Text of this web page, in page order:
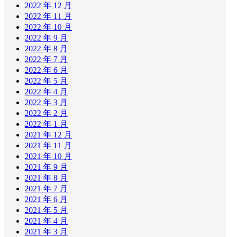
2022 年 12 月
2022 年 11 月
2022 年 10 月
2022 年 9 月
2022 年 8 月
2022 年 7 月
2022 年 6 月
2022 年 5 月
2022 年 4 月
2022 年 3 月
2022 年 2 月
2022 年 1 月
2021 年 12 月
2021 年 11 月
2021 年 10 月
2021 年 9 月
2021 年 8 月
2021 年 7 月
2021 年 6 月
2021 年 5 月
2021 年 4 月
2021 年 3 月